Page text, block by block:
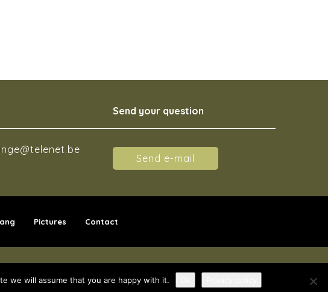
Send your question
Send e-mail
Pictures Contact
ONTWIKKELD DOOR BEST4U GROUP
we will assume that you are happy with it.